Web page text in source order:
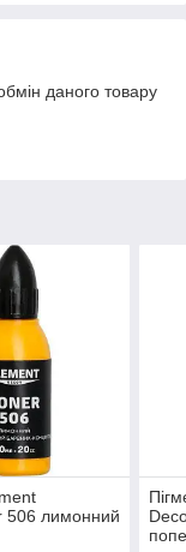
даного товару
506 лимонний